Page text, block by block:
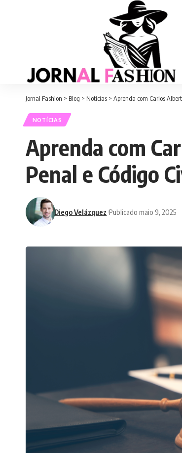
Jornal Fashion > Blog > Notícias > Aprenda com Carlos
NOTÍCIAS
Aprenda com
Penal e Código
Diego Velázquez Publicado maio 9, 2025